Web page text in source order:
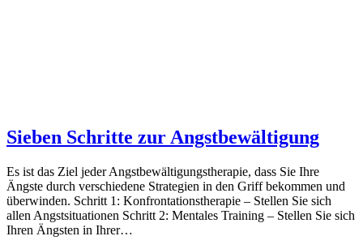
Sieben Schritte zur Angstbewältigung
Es ist das Ziel jeder Angstbewältigungstherapie, dass Sie Ihre
Ängste durch verschiedene Strategien in den Griff bekommen und
überwinden. Schritt 1: Konfrontationstherapie – Stellen Sie sich
allen Angstsituationen Schritt 2: Mentales Training – Stellen Sie sich
Ihren Ängsten in Ihrer…